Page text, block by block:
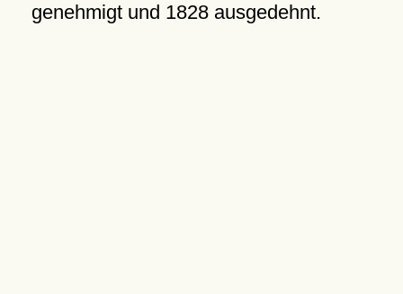
genehmigt und 1828ausgedehnt.